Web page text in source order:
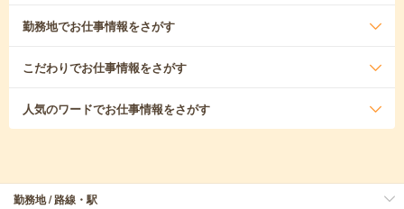
勤務地でお仕事情報をさがす
こだわりでお仕事情報をさがす
人気のワードでお仕事情報をさがす
勤務地 / 路線・駅